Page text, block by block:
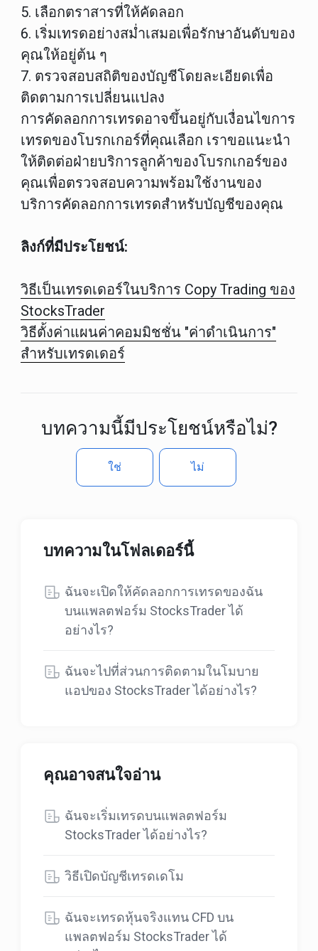
5. เลือกตราสารที่ให้คัดลอก
6. เริ่มเทรดอย่างสม่ำเสมอเพื่อรักษาอันดับของ
คุณให้อยู่ต้น ๆ
7. ตรวจสอบสถิติของบัญชีโดยละเอียดเพื่อ
ติดตามการเปลี่ยนแปลง
การคัดลอกการเทรดอาจขึ้นอยู่กับเงื่อนไขการ
เทรดของโบรกเกอร์ที่คุณเลือก เราขอแนะนำ
ให้ติดต่อฝ่ายบริการลูกค้าของโบรกเกอร์ของ
คุณเพื่อตรวจสอบความพร้อมใช้งานของ
บริการคัดลอกการเทรดสำหรับบัญชีของคุณ
ลิงก์ที่มีประโยชน์:
วิธีเป็นเทรดเดอร์ในบริการ Copy Trading ของ
StocksTrader
วิธีตั้งค่าแผนค่าคอมมิชชั่น "ค่าดำเนินการ"
สำหรับเทรดเดอร์
บทความนี้มีประโยชน์หรือไม่?
ไม่
ใช่
บทความในโฟลเดอร์นี้
ฉันจะเปิดให้คัดลอกการเทรดของฉัน
บนแพลตฟอร์ม StocksTrader ได้
อย่างไร?
ฉันจะไปที่ส่วนการติดตามในโมบาย
แอปของ StocksTrader ได้อย่างไร?
คุณอาจสนใจอ่าน
ฉันจะเริ่มเทรดบนแพลตฟอร์ม
StocksTrader ได้อย่างไร?
วิธีเปิดบัญชีเทรดเดโม
ฉันจะเทรดหุ้นจริงแทน CFD บน
แพลตฟอร์ม StocksTrader ได้